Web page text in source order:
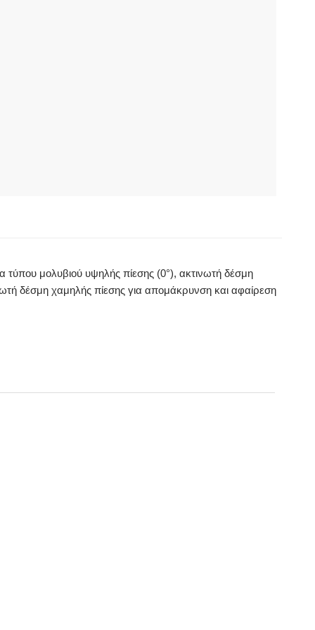
τύπου μολυβιού υψηλής πίεσης (0°), ακτινωτή δέσμη
δέσμη χαμηλής πίεσης για απομάκρυνση και αφαίρεση